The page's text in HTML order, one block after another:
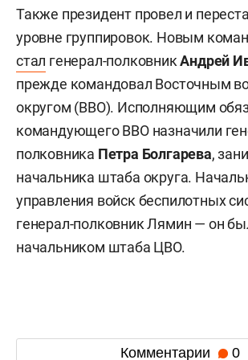
Также президент провел и
уровне группировок. Новым
стал генерал-полковникАндрей
прежде командовал Восточным
округом (ВВО). Исполняющим
командующего ВВО назначили
полковника Петра Болгарева,
начальника штаба округа.
управления войск беспилотных
генерал-полковник Лямин — он
начальником штаба ЦВО.
Комментарии 0